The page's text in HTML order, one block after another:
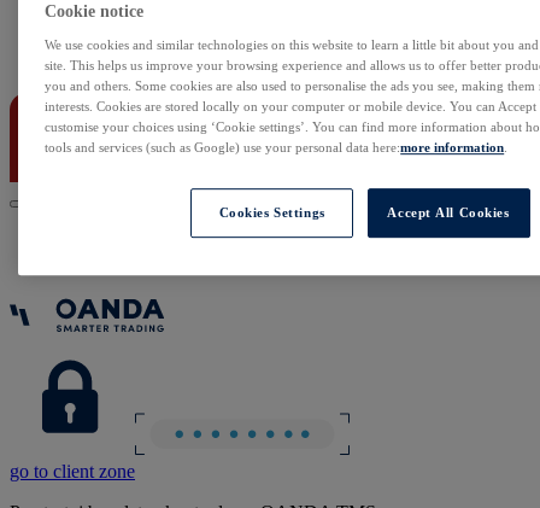
Rolowania
Kontakt
go to client zone
Cookie notice
We use cookies and similar technologies on this website to learn a little bit about you
site. This helps us improve your browsing experience and allows us to offer better
you and others. Some cookies are also used to personalise the ads you see, making
interests. Cookies are stored locally on your computer or mobile device. You can
customise your choices using ‘Cookie settings’. You can find more information about
tools and services (such as Google) use your personal data here:more information
Cookies Settings Accept All Cookies